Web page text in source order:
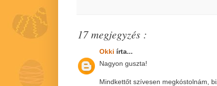
17 megjegyzés :
Okki írta...
Nagyon guszta!
Mindkettőt szívesen megkóstolnám,